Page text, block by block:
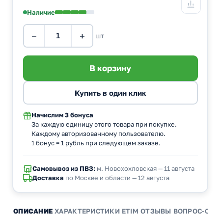
Наличие
− + шт
Начислим 3 бонуса
За каждую единицу этого товара при покупке.
Каждому авторизованному пользователю.
1 бонус = 1 рубль при следующем заказе.
Самовывоз из ПВЗ:м. Новохохловская — 11 августа
Доставка по Москве и области — 12 августа
ОПИСАНИЕ ХАРАКТЕРИСТИКИ ETIM ОТЗЫВЫ ВОПРОС-